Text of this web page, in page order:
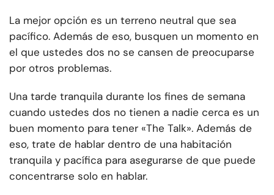
La mejor opción es un terreno neutral que sea
pacífico. Además de eso, busquen un momento en
el que ustedes dos no se cansen de preocuparse
por otros problemas.
Una tarde tranquila durante los fines de semana
cuando ustedes dos no tienen a nadie cerca es un
buen momento para tener «The Talk». Además de
eso, trate de hablar dentro de una habitación
tranquila y pacífica para asegurarse de que puede
concentrarse solo en hablar.